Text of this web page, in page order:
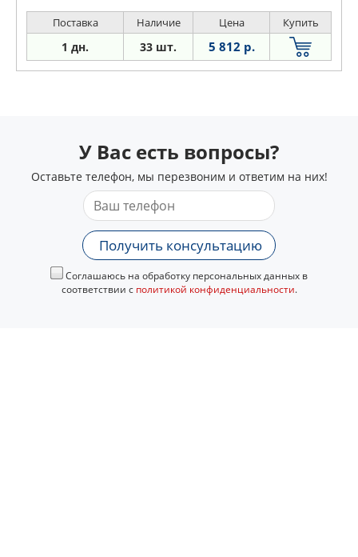
Поставка Наличие Цена Купить
1 дн. 33 шт. 5 812 р.
У Вас есть вопросы?
Оставьте телефон, мы перезвоним и ответим на них!
Получить консультацию
Соглашаюсь на обработку персональных данных в
соответствии с политикой конфиденциальности.